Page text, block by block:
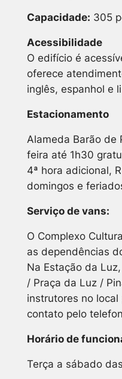
Capacidade: 305
Acessibilidade
O edifício é
oferece
inglês, espanhol e
Estacionamento
Alameda Barão de
feira até 1h30
4ª hora adicional,
domingos e
Serviço de vans:
O Complexo
as dependências
Na Estação da
/ Praça da Luz /
instrutores no
contato pelo
Horário de
Terça a sábado